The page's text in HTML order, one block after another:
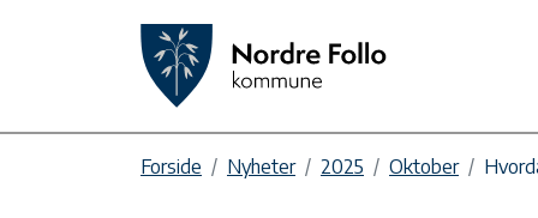
Forside Nyheter 2025 Oktober